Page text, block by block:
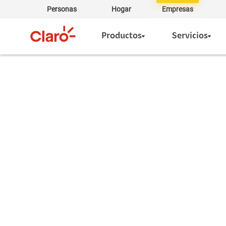
Personas Hogar Empresas
Productos Servicios